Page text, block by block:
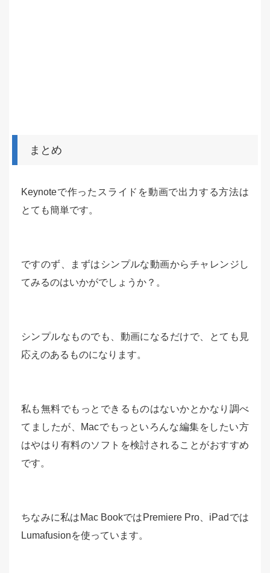
まとめ
Keynoteで作ったスライドを動画で出力する方法は
とても簡単です。
ですのず、まずはシンプルな動画からチャレンジし
てみるのはいかがでしょうか？。
シンプルなものでも、動画になるだけで、とても見
応えのあるものになります。
私も無料でもっとできるものはないかとかなり調べ
てましたが、Macでもっといろんな編集をしたい方
はやはり有料のソフトを検討されることがおすすめ
です。
ちなみに私はMac BookではPremiere Pro、iPadでは
Lumafusionを使っています。